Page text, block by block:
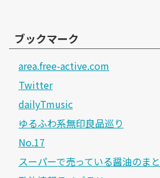
ブックマーク
area.free-active.com
Twitter
dailyTmusic
ゆるふわ系無印良品巡り
No.17
スーパーで売っている醤油のま